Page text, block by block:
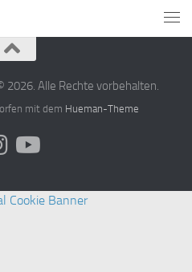
2026. Alle Rechte vorbehalten.
mit dem Hueman-Theme
Cookie Banner